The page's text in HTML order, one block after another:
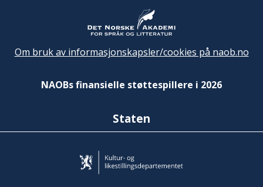
Om bruk av informasjonskapsler/cookies på naob.no
NAOBs finansielle støttespillere i 2026
Staten